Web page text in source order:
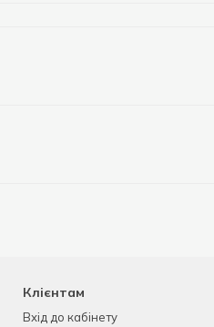
Клієнтам
Вхід до кабінету